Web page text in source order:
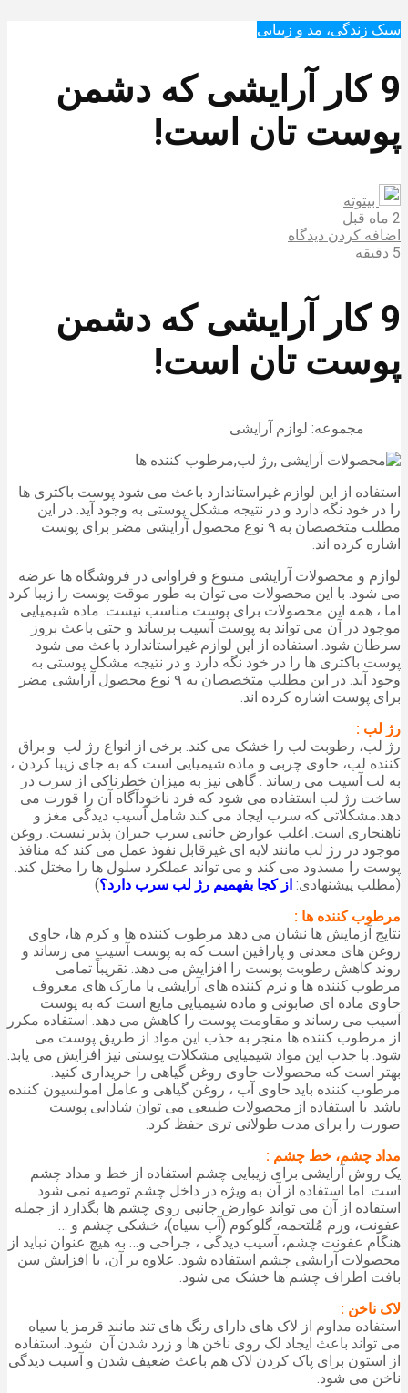
سبک زندگی، مد و زیبایی
9 کار آرایشی که دشمن
پوست تان است!
بیتوته
2 ماه قبل
اضافه کردن دیدگاه
5 دقیقه
9 کار آرایشی که دشمن
پوست تان است!
مجموعه: لوازم آرایشی
استفاده از این لوازم غیراستاندارد باعث می شود پوست باکتری ها
را در خود نگه دارد و در نتیجه مشکل پوستی به وجود آید. در این
مطلب متخصصان به ۹ نوع محصول آرایشی مضر برای پوست
اشاره کرده اند.
لوازم و محصولات آرایشی متنوع و فراوانی در فروشگاه ها عرضه
می شود. با این محصولات می توان به طور موقت پوست را زیبا کرد
اما ، همه این محصولات برای پوست مناسب نیست. ماده شیمیایی
موجود در آن می تواند به پوست آسیب برساند و حتی باعث بروز
سرطان شود. استفاده از این لوازم غیراستاندارد باعث می شود
پوست باکتری ها را در خود نگه دارد و در نتیجه مشکل پوستی به
وجود آید. در این مطلب متخصصان به ۹ نوع محصول آرایشی مضر
برای پوست اشاره کرده اند.
رژ لب :
رژ لب، رطوبت لب را خشک می کند. برخی از انواع رژ لب و براق
کننده لب، حاوی چربی و ماده شیمیایی است که به جای زیبا کردن ،
به لب آسیب می رساند . گاهی نیز به میزان خطرناکی از سرب در
ساخت رژ لب استفاده می شود که فرد ناخودآگاه آن را قورت می
دهد.مشکلاتی که سرب ایجاد می کند شامل آسیب دیدگی مغز و
ناهنجاری است. اغلب عوارض جانبی سرب جبران پذیر نیست. روغن
موجود در رژ لب مانند لایه ای غیرقابل نفوذ عمل می کند که منافذ
پوست را مسدود می کند و می تواند عملکرد سلول ها را مختل کند.
(مطلب پیشنهادی: از کجا بفهمیم رژ لب سرب دارد؟)
مرطوب کننده ها :
نتایج آزمایش ها نشان می دهد مرطوب کننده ها و کرم ها، حاوی
روغن های معدنی و پارافین است که به پوست آسیب می رساند و
روند کاهش رطوبت پوست را افزایش می دهد. تقریباً تمامی
مرطوب کننده ها و نرم کننده های آرایشی با مارک های معروف
حاوی ماده ای صابونی و ماده شیمیایی مایع است که به پوست
آسیب می رساند و مقاومت پوست را کاهش می دهد. استفاده مکرر
از مرطوب کننده ها منجر به جذب این مواد از طریق پوست می
شود. با جذب این مواد شیمیایی مشکلات پوستی نیز افزایش می یابد.
بهتر است که محصولات حاوی روغن گیاهی را خریداری کنید.
مرطوب کننده باید حاوی آب ، روغن گیاهی و عامل امولسیون کننده
باشد. با استفاده از محصولات طبیعی می توان شادابی پوست
صورت را برای مدت طولانی تری حفظ کرد.
مداد چشم، خط چشم :
یک روش آرایشی برای زیبایی چشم استفاده از خط و مداد چشم
است. اما استفاده از آن به ویژه در داخل چشم توصیه نمی شود.
استفاده از آن می تواند عوارض جانبی روی چشم ها بگذارد از جمله
عفونت، ورم مُلتحمه، گلوکوم (آب سیاه)، خشکی چشم و …
هنگام عفونت چشم، آسیب دیدگی ، جراحی و… به هیچ عنوان نباید از
محصولات آرایشی چشم استفاده شود. علاوه بر آن، با افزایش سن
بافت اطراف چشم ها خشک می شود.
لاک ناخن :
استفاده مداوم از لاک های دارای رنگ های تند مانند قرمز یا سیاه
می تواند باعث ایجاد لک روی ناخن ها و زرد شدن آن شود. استفاده
از استون برای پاک کردن لاک هم باعث ضعیف شدن و آسیب دیدگی
ناخن می شود.